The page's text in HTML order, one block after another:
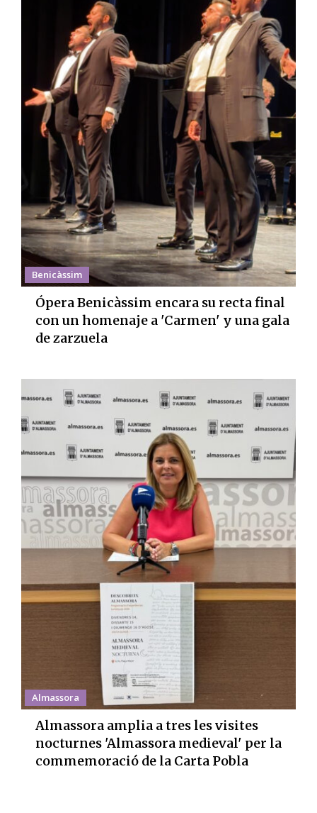
Benicàssim
Ópera Benicàssim encara su recta final
con un homenaje a 'Carmen' y una gala
de zarzuela
Almassora
Almassora amplia a tres les visites
nocturnes 'Almassora medieval' per la
commemoració de la Carta Pobla